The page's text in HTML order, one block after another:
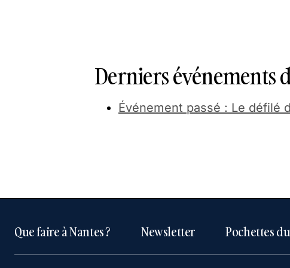
Derniers événements
Événement passé : Le défilé
Que faire à Nantes ? Newsletter Pochettes